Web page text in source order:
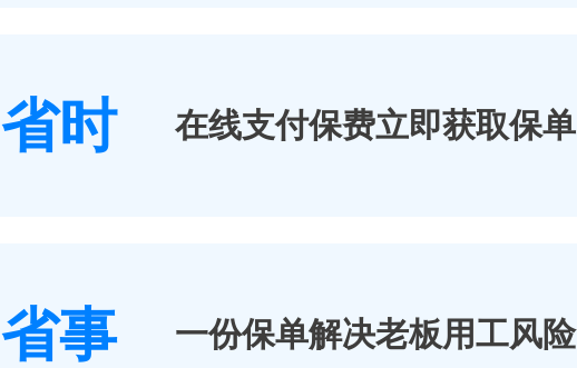
省时 在线支付保费立即获取保单
省事 一份保单解决老板用工风险